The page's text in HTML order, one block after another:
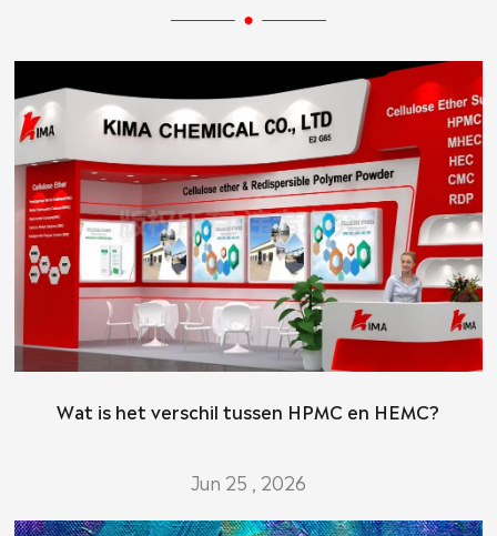
Wat is het verschil tussen HPMC en HEMC?
Jun 25 , 2026